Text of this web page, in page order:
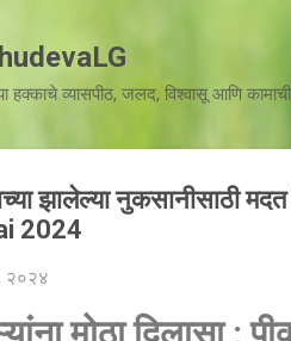
हक्काचे व्यासपीठ, जलद, विश्वासू आणि कामाची
झालेल्या नुकसानीसाठी
2024
२०२४
मोठा दिलासा :